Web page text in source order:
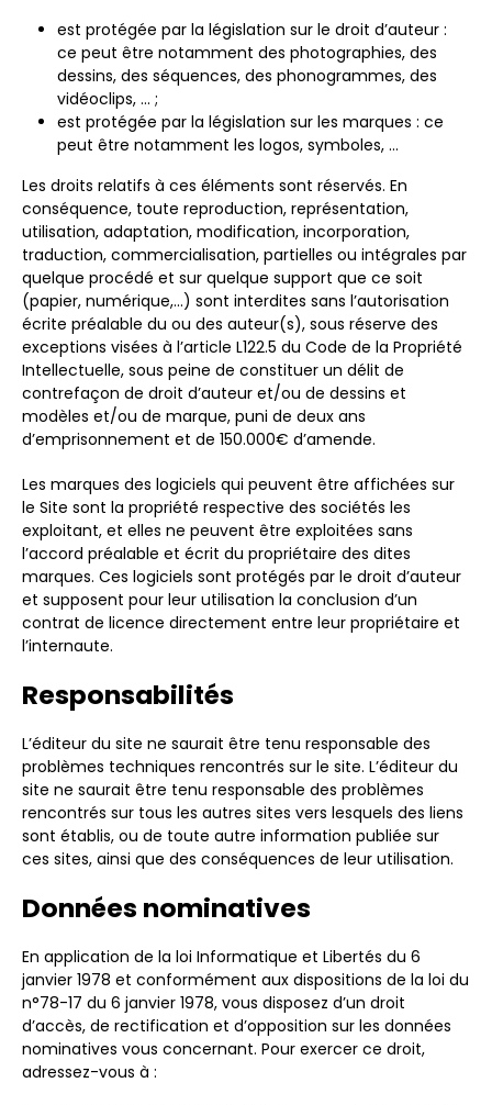
est protégée par la législation sur le droit d’auteur :
ce peut être notamment des photographies, des
dessins, des séquences, des phonogrammes, des
vidéoclips, … ;
est protégée par la législation sur les marques : ce
peut être notamment les logos, symboles, …
Les droits relatifs à ces éléments sont réservés. En
conséquence, toute reproduction, représentation,
utilisation, adaptation, modification, incorporation,
traduction, commercialisation, partielles ou intégrales par
quelque procédé et sur quelque support que ce soit
(papier, numérique,…) sont interdites sans l’autorisation
écrite préalable du ou des auteur(s), sous réserve des
exceptions visées à l’article L122.5 du Code de la Propriété
Intellectuelle, sous peine de constituer un délit de
contrefaçon de droit d’auteur et/ou de dessins et
modèles et/ou de marque, puni de deux ans
d’emprisonnement et de 150.000€ d’amende.
Les marques des logiciels qui peuvent être affichées sur
le Site sont la propriété respective des sociétés les
exploitant, et elles ne peuvent être exploitées sans
l’accord préalable et écrit du propriétaire des dites
marques. Ces logiciels sont protégés par le droit d’auteur
et supposent pour leur utilisation la conclusion d’un
contrat de licence directement entre leur propriétaire et
l’internaute.
Responsabilités
L’éditeur du site ne saurait être tenu responsable des
problèmes techniques rencontrés sur le site. L’éditeur du
site ne saurait être tenu responsable des problèmes
rencontrés sur tous les autres sites vers lesquels des liens
sont établis, ou de toute autre information publiée sur
ces sites, ainsi que des conséquences de leur utilisation.
Données nominatives
En application de la loi Informatique et Libertés du 6
janvier 1978 et conformément aux dispositions de la loi du
n°78-17 du 6 janvier 1978, vous disposez d’un droit
d’accès, de rectification et d’opposition sur les données
nominatives vous concernant. Pour exercer ce droit,
adressez-vous à :